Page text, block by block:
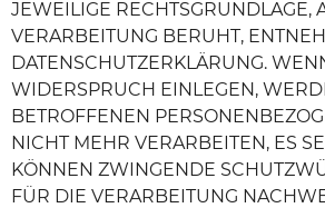
JEWEILIGE RECHTSGRUNDLAGE,
VERARBEITUNG BERUHT,
DATENSCHUTZERKLÄRUNG.
WIDERSPRUCH EINLEGEN,
BETROFFENEN
NICHT MEHR VERARBEITEN, ES
KÖNNEN ZWINGENDE
FÜR DIE VERARBEITUNG